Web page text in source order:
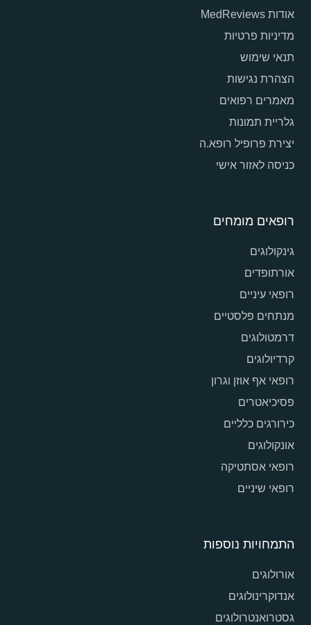
אודות MedReviews
מדיניות פרטיות
תנאי שימוש
הצהרת נגישות
מאמרים רפואים
גלריית תמונות
יצירת פרופיל רופא.ה
כניסה לאזור אישי
רופאים מומחים
גינקולוגים
אורתופדים
רופאי עיניים
מנתחים פלסטיים
דרמטולוגים
קרדיולוגים
רופאי אף אוזן וגרון
פסיכיאטרים
כירורגים כלליים
אונקולוגים
רופאי אסתטיקה
רופאי שיניים
התמחויות נוספות
אורולוגים
אנדוקרינולוגים
גסטרואנטרולוגים